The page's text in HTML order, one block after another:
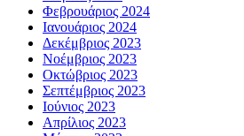
Φεβρουάριος 2024
Ιανουάριος 2024
Δεκέμβριος 2023
Νοέμβριος 2023
Οκτώβριος 2023
Σεπτέμβριος 2023
Ιούνιος 2023
Απρίλιος 2023